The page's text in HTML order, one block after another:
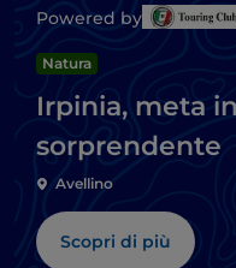
Powered by
Natura
Irpinia, meta
sorprendente
Avellino
Scopri di più